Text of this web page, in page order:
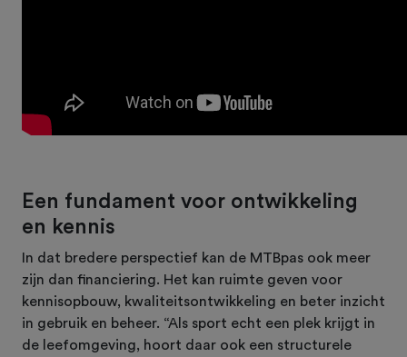
Een fundament voor ontwikkeling
en kennis
In dat bredere perspectief kan de MTBpas ook meer
zijn dan financiering. Het kan ruimte geven voor
kennisopbouw, kwaliteitsontwikkeling en beter inzicht
in gebruik en beheer. “Als sport echt een plek krijgt in
de leefomgeving, hoort daar ook een structurele